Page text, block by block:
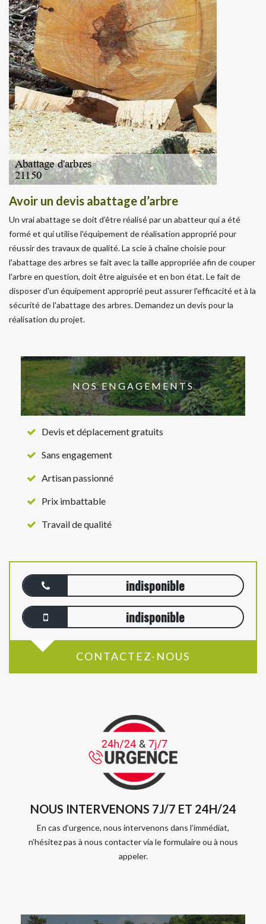
Avoir un devis abattage d’arbre
Un vrai abattage se doit d’être réalisé par un abatteur qui a été
formé et qui utilise l'équipement de réalisation approprié pour
réussir des travaux de qualité. La scie à chaîne choisie pour
l'abattage des arbres se fait avec la taille appropriée afin de couper
l'arbre en question, doit être aiguisée et en bon état. Le fait de
disposer d'un équipement approprié peut assurer l'efficacité et à la
sécurité de l'abattage des arbres. Demandez un devis pour la
réalisation du projet.
NOS ENGAGEMENTS
Devis et déplacement gratuits
Sans engagement
Artisan passionné
Prix imbattable
Travail de qualité
indisponible
indisponible
CONTACTEZ-NOUS
NOUS INTERVENONS 7J/7 ET 24H/24
En cas d’urgence, nous intervenons dans l’immédiat,
n’hésitez pas à nous contacter via le formulaire ou à nous
appeler.